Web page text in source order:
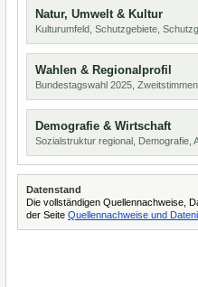
Natur, Umwelt & Kultur
Kulturumfeld, Schutzgebiete,
Wahlen & Regionalprofil
Bundestagswahl 2025,
Demografie & Wirtschaft
Sozialstruktur regional, Demografie,
Datenstand
Die vollständigen Quellennachweise,
der Seite Quellennachweise und